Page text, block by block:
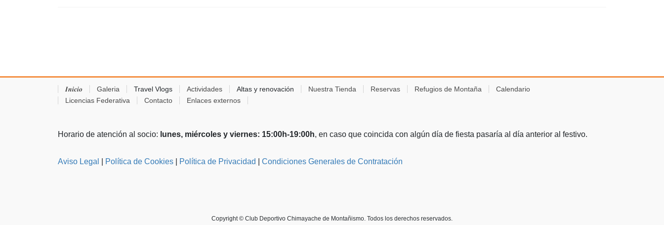
𝑰𝒏𝒊𝒄𝒊𝒐 Galeria Travel Vlogs Actividades Altas y renovación Nuestra Tienda Reservas Refugios de Montaña
Calendario
Licencias Federativa
Contacto Enlaces externos
Horario de atención al socio: lunes, miércoles y viernes: 15:00h-19:00h, en caso que coincida con algún día de fiesta pasaría al día anterior al festivo.
Aviso Legal Política de Cookies Política de Privacidad Condiciones Generales de Contratación
Copyright © Club Deportivo Chimayache de Montañismo. Todos los derechos reservados.